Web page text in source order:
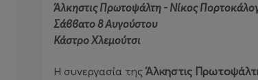
Άλκηστις Πρωτοψάλτη - Νίκος
Σάββατο 8 Αυγούστου
Κάστρο Χλεμούτσι
Η συνεργασία τηςΆλκηστις